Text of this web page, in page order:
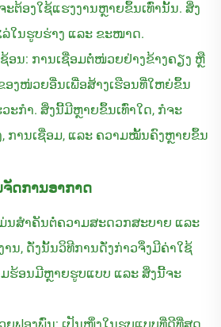
ະຕ້ອງໃຊ້ແຮງງານຫຼາຍຂຶ້ນເທົ່ານັ້ນ. ສິ່ງ
ໃນຮູບຮ່າງ ແລະ ຂະໜາດ.
ນ: ການເຊື່ອມຕໍ່ໜ່ວຍຢ່າງຂ້າງຄຽງ ຫຼື
ອງໜ່ວຍອື່ນເພື່ອສ້າງເຮືອນທີ່ໃຫຍ່ຂຶ້ນ
ະກໍາ. ສິ່ງນີ້ມີຫຼາຍຂຶ້ນເທົ່າໃດ, ກໍຈະ
, ການເຊື່ອມ, ແລະ ຄວາມໝັ້ນຄົງຫຼາຍຂຶ້ນ
ດການອາກາດ
ສຳຄັນຕໍ່ຄວາມສະດວກສະບາຍ ແລະ
ນ, ດັ່ງນັ້ນວິທີການດັ່ງກ່າວຈຶ່ງມີຄ່າໃຊ້
ຮ້ອນມີຫຼາຍຮູບແບບ ແລະ ສິ່ງນີ້ຈະ